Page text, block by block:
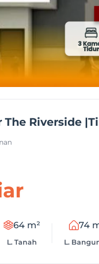
Riverside
64 m²
L. Tanah
74
L.